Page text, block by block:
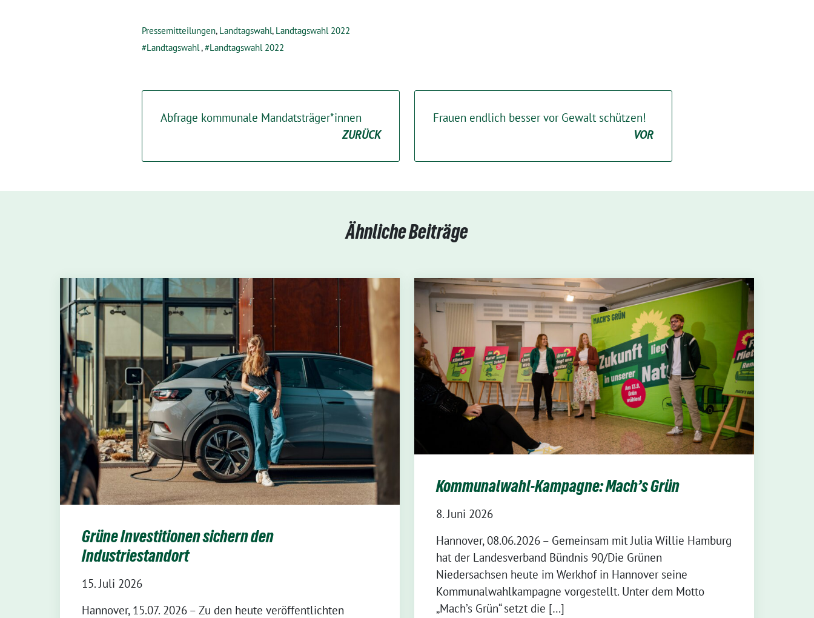
Pressemitteilungen, Landtagswahl, Landtagswahl 2022
Landtagswahl, Landtagswahl 2022
Abfrage kommunale Mandatsträger*innen
ZURÜCK
Frauen endlich besser vor Gewalt schützen!
VOR
Ähnliche Beiträge
Grüne Investitionen sichern den
Industriestandort
15. Juli 2026
Hannover, 15.07. 2026 – Zu den heute veröffentlichten
Kommunalwahl-Kampagne: Mach’s Grün
8. Juni 2026
Hannover, 08.06.2026 – Gemeinsam mit Julia Willie Hamburg
hat der Landesverband Bündnis 90/Die Grünen
Niedersachsen heute im Werkhof in Hannover seine
Kommunalwahlkampagne vorgestellt. Unter dem Motto
„Mach’s Grün“ setzt die […]